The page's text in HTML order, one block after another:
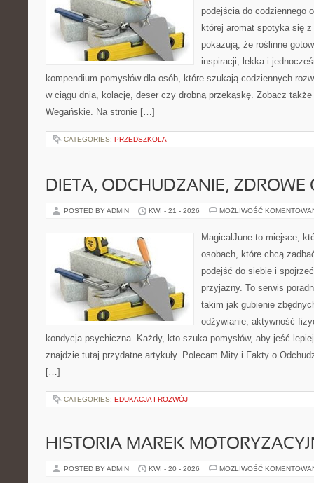
podejścia do codziennego
której aromat spotyka się
pokazują, że roślinne
inspiracji, lekka i
kompendium pomysłów dla osób, które szukają codziennych
w ciągu dnia, kolację, deser czy drobną przekąskę. Zobacz
Wegańskie. Na stronie […]
CATEGORIES: PRZEDSZKOLA
DIETA, ODCHUDZANIE, ZDROWE
POSTED BY ADMIN KWI - 21 - 2026 MOŻLIWOŚĆ
MagicalJune to miejsce,
osobach, które chcą
podejść do siebie i
przyjazny. To serwis
takim jak gubienie
odżywianie, aktywność
kondycja psychiczna. Każdy, kto szuka pomysłów, aby jeść
znajdzie tutaj przydatne artykuły. Polecam Mity i Fakty o
[…]
CATEGORIES: EDUKACJA I ROZWÓJ
HISTORIA MAREK
POSTED BY ADMIN KWI - 20 - 2026 MOŻLIWOŚĆ